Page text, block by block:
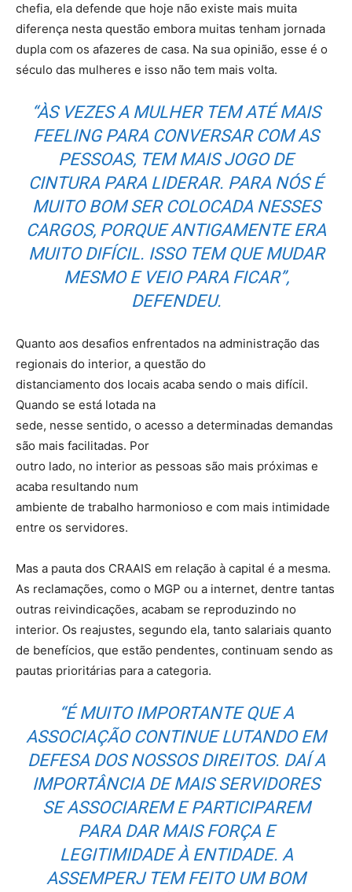
chefia, ela defende que hoje não existe mais muita
diferença nesta questão embora muitas tenham jornada
dupla com os afazeres de casa. Na sua opinião, esse é o
século das mulheres e isso não tem mais volta.
“ÀS VEZES A MULHER TEM ATÉ MAIS
FEELINGPARA CONVERSAR COM AS
PESSOAS, TEM MAIS JOGO DE
CINTURA PARA LIDERAR. PARA NÓS É
MUITO BOM SER COLOCADA NESSES
CARGOS, PORQUE ANTIGAMENTE ERA
MUITO DIFÍCIL. ISSO TEM QUE MUDAR
MESMO E VEIO PARA FICAR”,
DEFENDEU.
Quanto aos desafios enfrentados na administração das
regionais do interior, a questão do
distanciamento dos locais acaba sendo o mais difícil.
Quando se está lotada na
sede, nesse sentido, o acesso a determinadas demandas
são mais facilitadas. Por
outro lado, no interior as pessoas são mais próximas e
acaba resultando num
ambiente de trabalho harmonioso e com mais intimidade
entre os servidores.
Mas a pauta dos CRAAIS em relação à capital é a mesma.
As reclamações, como o MGP ou a internet, dentre tantas
outras reivindicações, acabam se reproduzindo no
interior. Os reajustes, segundo ela, tanto salariais quanto
de benefícios, que estão pendentes, continuam sendo as
pautas prioritárias para a categoria.
“É MUITO IMPORTANTE QUE A
ASSOCIAÇÃO CONTINUE LUTANDO EM
DEFESA DOS NOSSOS DIREITOS. DAÍ A
IMPORTÂNCIA DE MAIS SERVIDORES
SE ASSOCIAREM E PARTICIPAREM
PARA DAR MAIS FORÇA E
LEGITIMIDADE À ENTIDADE. A
ASSEMPERJ TEM FEITO UM BOM